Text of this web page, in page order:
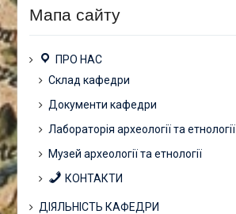
Мапа сайту
ПРО НАС
Склад кафедри
Документи кафедри
Лабораторія археології та етнології
Музей археології та етнології
КОНТАКТИ
ДІЯЛЬНІСТЬ КАФЕДРИ